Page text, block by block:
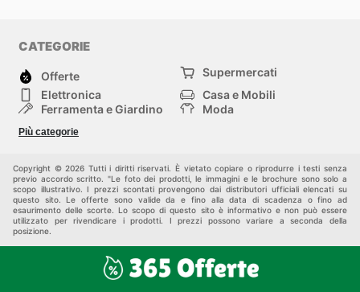
CATEGORIE
Offerte
Supermercati
Elettronica
Casa e Mobili
Ferramenta e Giardino
Moda
Bambini e Neonati
Più categorie
Copyright © 2026 Tutti i diritti riservati. È vietato copiare o riprodurre i testi senza
previo accordo scritto. "Le foto dei prodotti, le immagini e le brochure sono solo a
scopo illustrativo. I prezzi scontati provengono dai distributori ufficiali elencati su
questo sito. Le offerte sono valide da e fino alla data di scadenza o fino ad
esaurimento delle scorte. Lo scopo di questo sito è informativo e non può essere
utilizzato per rivendicare i prodotti. I prezzi possono variare a seconda della
posizione.